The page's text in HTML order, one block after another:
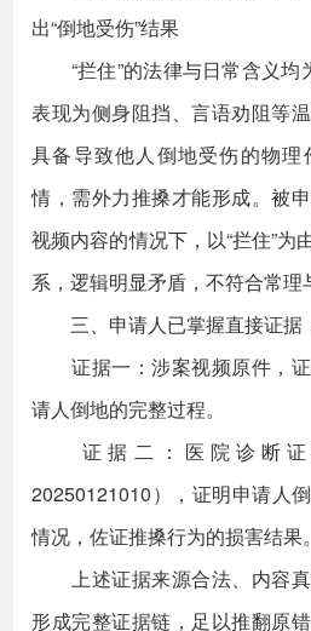
出“倒地受伤”结果
“拦住”的法律与日常含义均
表现为侧身阻挡、言语劝阻等
具备导致他人倒地受伤的物
情，需外力推搡才能形成。被
视频内容的情况下，以“拦住”为
系，逻辑明显矛盾，不符合常理
三、申请人已掌握直接证据
证据一：涉案视频原件，证
请人倒地的完整过程。
证据二：医院诊断证
20250121010），证明申请人
情况，佐证推搡行为的损害结果。
上述证据来源合法、内容真
形成完整证据链，足以推翻原